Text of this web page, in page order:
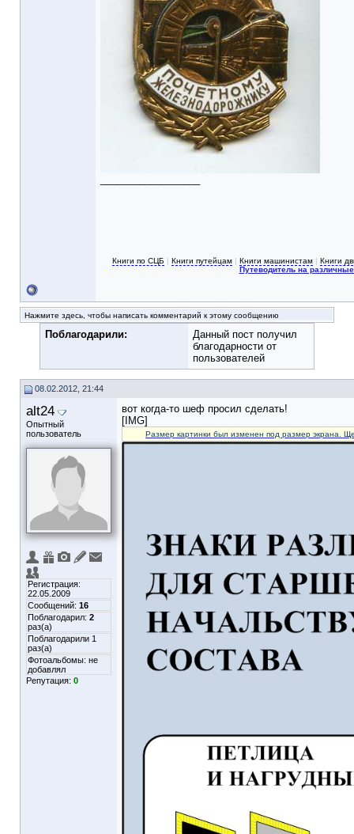
Книги по СЦБ | Книги путейцам | Книги машинистам | Книги
Путеводитель на
Нажмите здесь, чтобы написать комментарий к этому сообщению
Поблагодарили:
Данный пост получил
благодарности от
пользователей
08.02.2012, 21:44
alt24
Опытный
пользователь
Регистрация:
22.05.2009
Сообщений: 16
Поблагодарил: 2
раз(а)
Поблагодарили 1
раз(а)
Фотоальбомы: не
добавлял
Репутация: 0
вот когда-то шеф просил сделать!
[IMG]
Размер картинки был изменен под размер экрана.